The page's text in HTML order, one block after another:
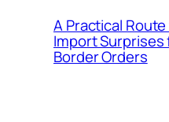
A Practical
Import
Border Orders